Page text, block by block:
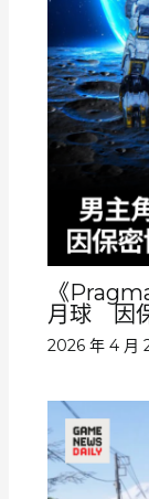
《
月球 因
2026 年 4 月